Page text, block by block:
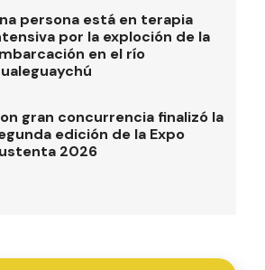
persona está en terapia
por la exploción de la
en el río
gran concurrencia finalizó la
edición de la Expo
2026